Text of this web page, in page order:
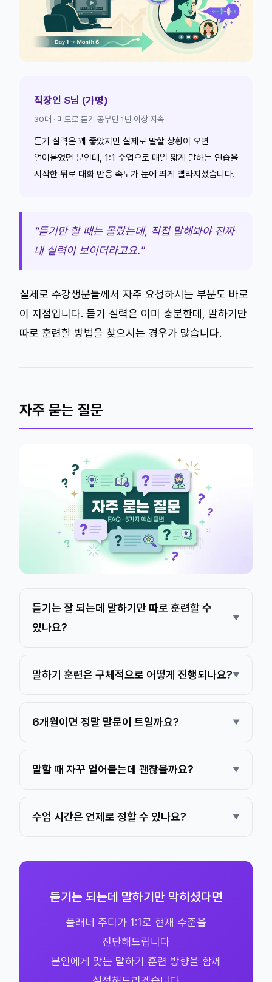
직장인 S님 (가명)
30대 · 미드로 듣기 공부만 1년 이상 지속
듣기 실력은 꽤 좋았지만 실제로 말할 상황이 오면
얼어붙었던 분인데, 1:1 수업으로 매일 짧게 말하는 연습을
시작한 뒤로 대화 반응 속도가 눈에 띄게 빨라지셨습니다.
"듣기만 할 때는 몰랐는데, 직접 말해봐야 진짜
내 실력이 보이더라고요."
실제로 수강생분들께서 자주 요청하시는 부분도 바로
이 지점입니다. 듣기 실력은 이미 충분한데, 말하기만
따로 훈련할 방법을 찾으시는 경우가 많습니다.
자주 묻는 질문
듣기는 잘 되는데 말하기만 따로 훈련할 수
있나요?
말하기 훈련은 구체적으로 어떻게 진행되나요?
6개월이면 정말 말문이 트일까요?
말할 때 자꾸 얼어붙는데 괜찮을까요?
수업 시간은 언제로 정할 수 있나요?
듣기는 되는데 말하기만 막히셨다면
플래너 주디가 1:1로 현재 수준을
진단해드립니다
본인에게 맞는 말하기 훈련 방향을 함께